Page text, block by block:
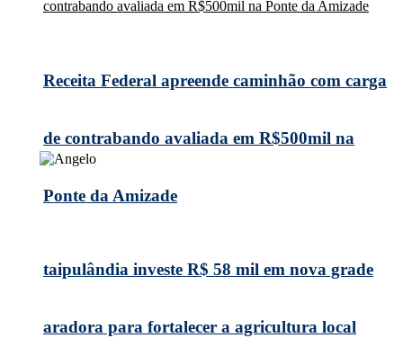
Receita Federal apreende caminhão com carga
de contrabando avaliada em R$500mil na
Ponte da Amizade
taipulândia investe R$ 58 mil em nova grade
aradora para fortalecer a agricultura local